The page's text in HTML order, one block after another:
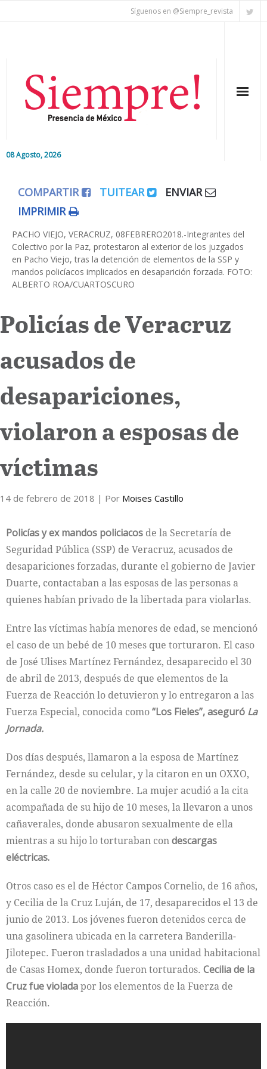
Síguenos en @Siempre_revista
08 Agosto, 2026
Editorial
Nacional
Colaboradores
Cultura
COMPARTIR TUITEAR
ENVIAR
IMPRIMIR
PACHO VIEJO, VERACRUZ, 08FEBRERO2018.-Integrantes del
Colectivo por la Paz, protestaron al exterior de los juzgados
en Pacho Viejo, tras la detención de elementos de la SSP y
mandos policíacos implicados en desaparición forzada. FOTO:
ALBERTO ROA/CUARTOSCURO
Policías de Veracruz
acusados de
desapariciones,
violaron a esposas de
víctimas
14 de febrero de 2018 | Por Moises Castillo
Policías y ex mandos policiacos de la Secretaría de
Seguridad Pública (SSP) de Veracruz, acusados de
desapariciones forzadas, durante el gobierno de Javier
Duarte, contactaban a las esposas de las personas a
quienes habían privado de la libertada para violarlas.
Entre las víctimas había menores de edad, se mencionó
el caso de un bebé de 10 meses que torturaron. El caso
de José Ulises Martínez Fernández, desaparecido el 30
de abril de 2013, después de que elementos de la
Fuerza de Reacción lo detuvieron y lo entregaron a las
Fuerza Especial, conocida como“Los Fieles”, aseguró La
Jornada.
Dos días después, llamaron a la esposa de Martínez
Fernández, desde su celular, y la citaron en un OXXO,
en la calle 20 de noviembre. La mujer acudió a la cita
acompañada de su hijo de 10 meses, la llevaron a unos
cañaverales, donde abusaron sexualmente de ella
mientras a su hijo lo torturaban condescargas
eléctricas.
Otros caso es el de Héctor Campos Cornelio, de 16 años,
y Cecilia de la Cruz Luján, de 17, desaparecidos el 13 de
junio de 2013. Los jóvenes fueron detenidos cerca de
una gasolinera ubicada en la carretera Banderilla-
Jilotepec. Fueron trasladados a una unidad habitacional
de Casas Homex, donde fueron torturados. Cecilia de la
Cruz fue violadapor los elementos de la Fuerza de
Reacción.